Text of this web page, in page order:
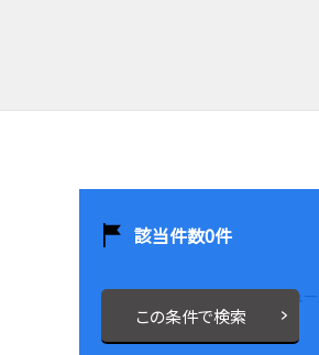
該当件数0件
この条件で検索
会社概要 採用情報 ニュー